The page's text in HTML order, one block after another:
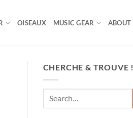
OISEAUX MUSIC GEAR ABOUT
CHERCHE & TROUVE !